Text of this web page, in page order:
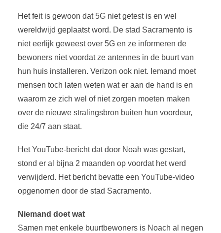
Het feit is gewoon dat 5G niet getest is en wel
wereldwijd geplaatst word. De stad Sacramento is
niet eerlijk geweest over 5G en ze informeren de
bewoners niet voordat ze antennes in de buurt van
hun huis installeren. Verizon ook niet. Iemand moet
mensen toch laten weten wat er aan de hand is en
waarom ze zich wel of niet zorgen moeten maken
over de nieuwe stralingsbron buiten hun voordeur,
die 24/7 aan staat.
Het YouTube-bericht dat door Noah was gestart,
stond er al bijna 2 maanden op voordat het werd
verwijderd. Het bericht bevatte een YouTube-video
opgenomen door de stad Sacramento.
Niemand doet wat
Samen met enkele buurtbewoners is Noach al negen